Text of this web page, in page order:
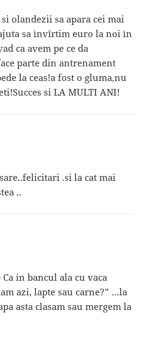
olandezii sa apara cei mai
sa ìnvîrtim euro la noi ìn
ca avem pe ce da
parte din antrenament
la ceas!a fost o gluma,nu
si LA MULTI ANI!
.si la cat mai
..
in bancul ala cu vaca
azi, lapte sau carne?” …la
asta clasam sau mergem la